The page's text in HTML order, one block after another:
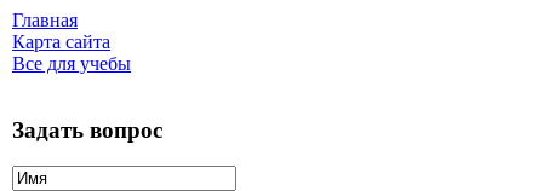
Главная
Карта сайта
Все для учебы
Задать вопрос